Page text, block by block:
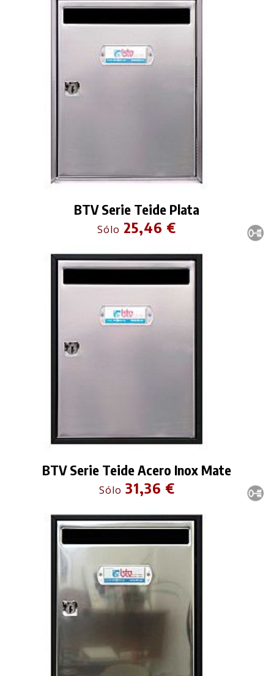
BTV Serie Teide Plata
Sólo 25,46 €
BTV Serie Teide Acero Inox Mate
Sólo 31,36 €